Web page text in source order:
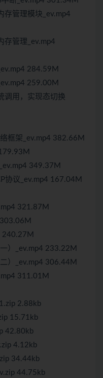
存管理模块_ev.mp4
存管理_ev.mp4
284.59M
259.00M
调用，实现态切换
框架_ev.mp4 382.66M
349.37M
协议_ev.mp4 167.04M
321.87M
240.27M
）_ev.mp4 233.22M
）_ev.mp4 306.44M
311.01M
2.88kb
15.71kb
42.80kb
4.12kb
34.44kb
44.75kb